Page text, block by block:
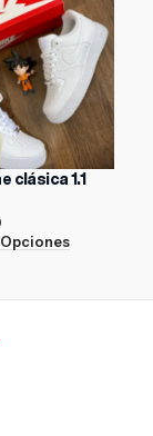
clásica 1.1